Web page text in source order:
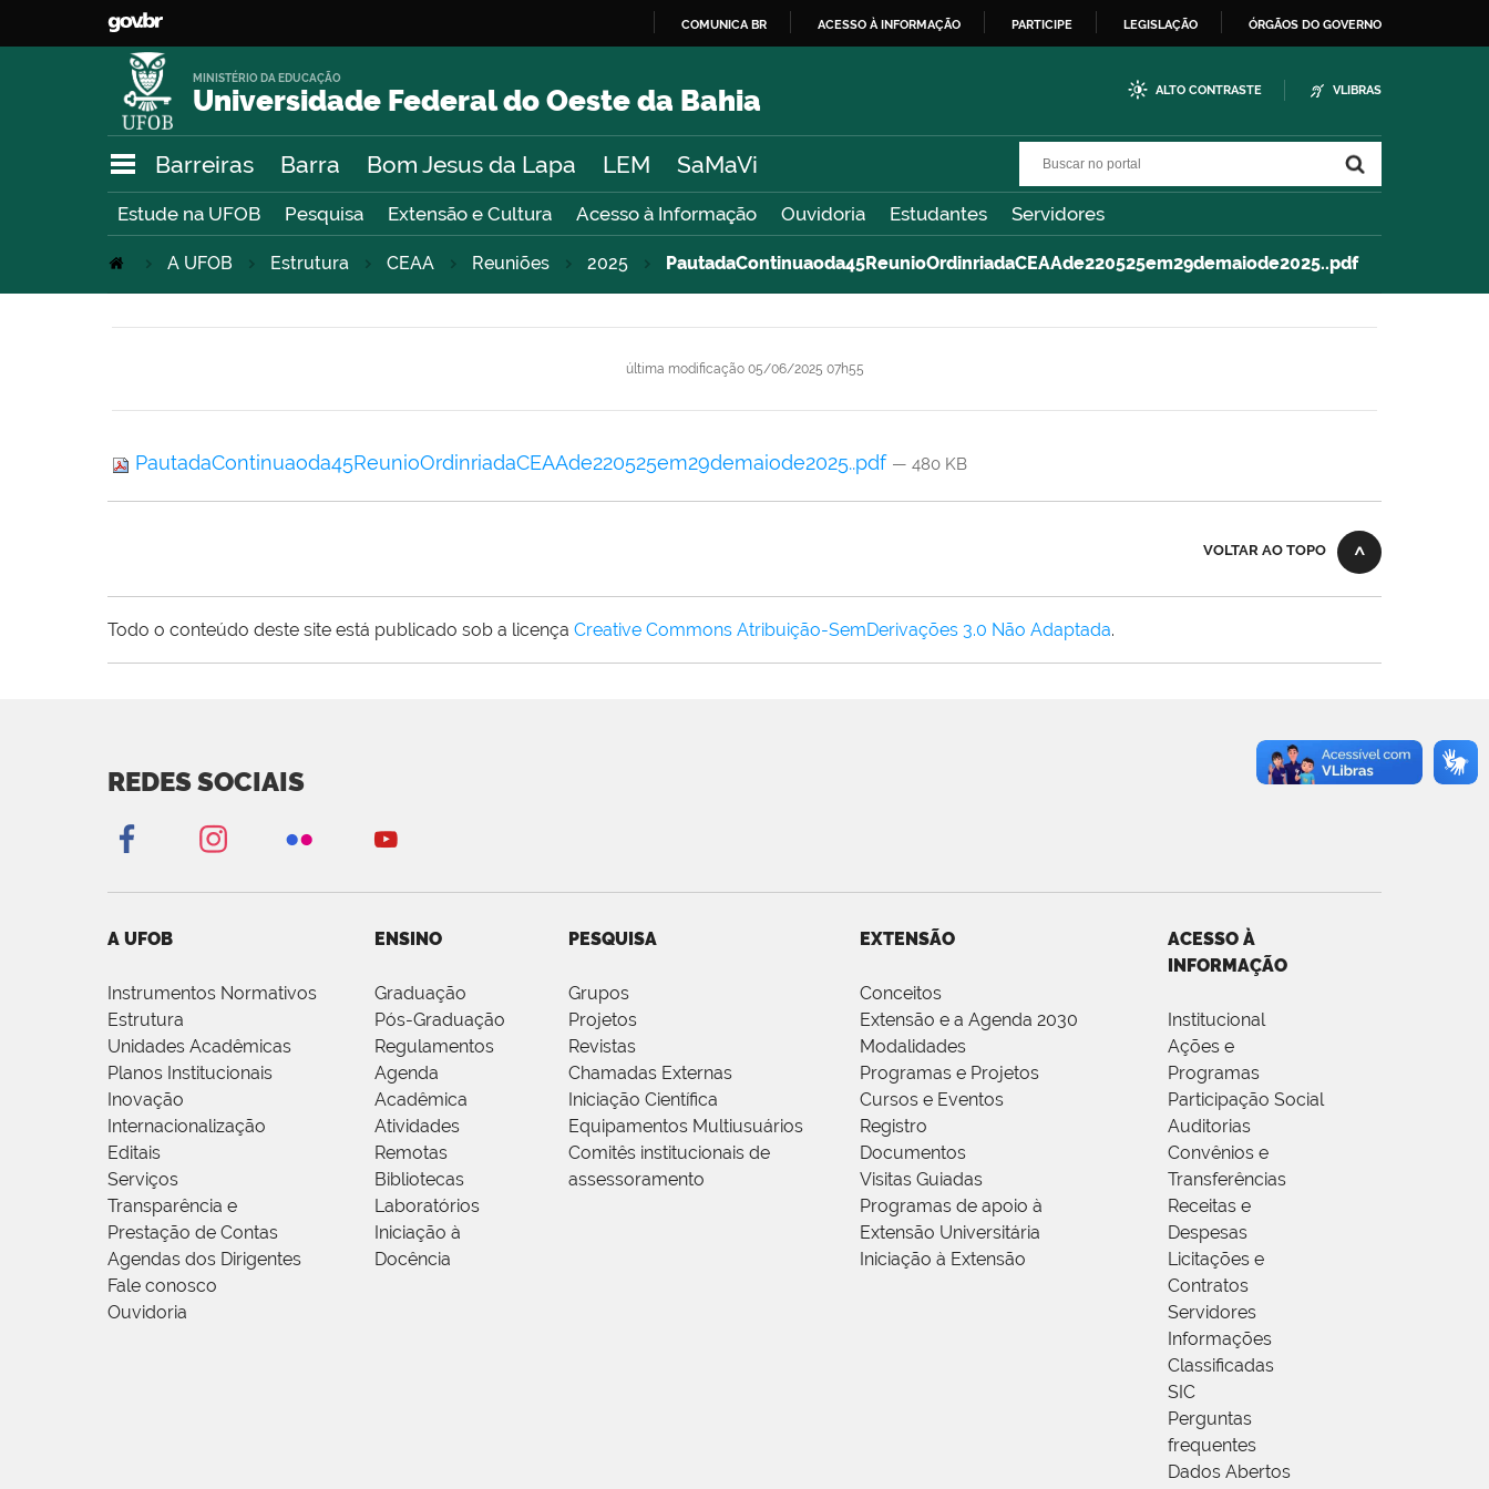
O
COMUNICA BR ACESSO À INFORMAÇÃO PARTICIPE LEGISLAÇÃO ÓRGÃOS DO GOVERNO
Universidade Federal do Oeste da Bahia
MINISTÉRIO DA EDUCAÇÃO
ALTO CONTRASTE VLIBRAS
Barreiras Barra Bom Jesus da Lapa LEM SaMaVi
Estude na UFOB Pesquisa Extensão e Cultura Acesso à Informação Ouvidoria Estudantes Servidores
A UFOB Estrutura CEAA Reuniões 2025 PautadaContinuaoda45ReunioOrdinriadaCEAAde220525em29demaiode2025..pdf
última modificação05/06/2025 07h55
PautadaContinuaoda45ReunioOrdinriadaCEAAde220525em29demaiode2025..pdf — 480 KB
VOLTAR AO TOPO
Todo o conteúdo deste site está publicado sob a licença Creative Commons Atribuição-SemDerivações 3.0 Não Adaptada.
REDES SOCIAIS
A UFOB
Instrumentos Normativos
Estrutura
Unidades Acadêmicas
Planos Institucionais
Inovação
Internacionalização
Editais
Serviços
Transparência e
Prestação de Contas
Agendas dos Dirigentes
Fale conosco
Ouvidoria
ENSINO
Graduação
Pós-Graduação
Regulamentos
Agenda
Acadêmica
Atividades
Remotas
Bibliotecas
Laboratórios
Iniciação à
Docência
PESQUISA
Grupos
Projetos
Revistas
Chamadas Externas
Iniciação Científica
Equipamentos Multiusuários
Comitês institucionais de
assessoramento
EXTENSÃO
Conceitos
Extensão e a Agenda 2030
Modalidades
Programas e Projetos
Cursos e Eventos
Registro
Documentos
Visitas Guiadas
Programas de apoio à
Extensão Universitária
Iniciação à Extensão
ACESSO À
INFORMAÇÃO
Institucional
Ações e
Programas
Participação Social
Auditorias
Convênios e
Transferências
Receitas e
Despesas
Licitações e
Contratos
Servidores
Informações
Classificadas
SIC
Perguntas
frequentes
Dados Abertos